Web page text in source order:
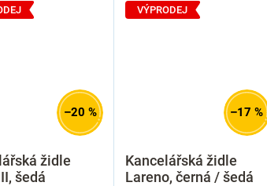
–20 %
židle
šedá
VÝPRODEJ
–17 %
Kancelářská židle
Lareno, černá / šedá